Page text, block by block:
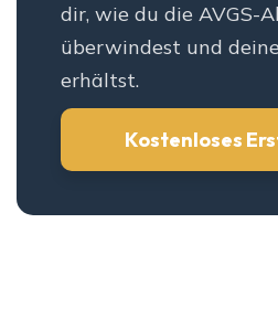
dir, wie du die AVGS-
überwindest und
erhältst.
Kostenloses